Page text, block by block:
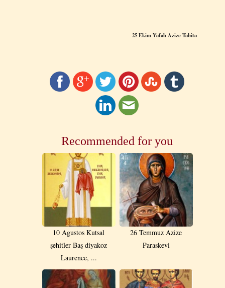
25 EkimYafalı Azize Tabita
Recommended for you
10 Agustos Kutsal
şehitler Baş diyakoz
Laurence, ...
26 Temmuz Azize
Paraskevi